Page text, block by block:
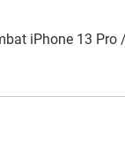
iPhone 13